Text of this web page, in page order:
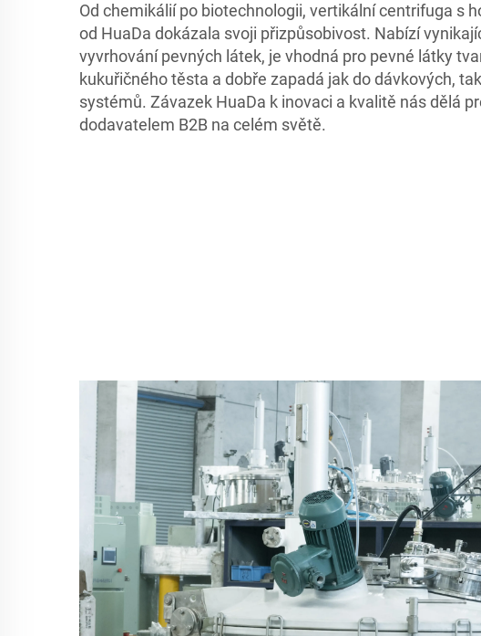
Od chemikálií po biotechnologii, vertikální centrifuga s
od HuaDa dokázala svoji přizpůsobivost. Nabízí
vyvrhování pevných látek, je vhodná pro pevné látky
kukuřičného těsta a dobře zapadá jak do dávkových,
systémů. Závazek HuaDa k inovaci a kvalitě nás dělá
dodavatelem B2B na celém světě.